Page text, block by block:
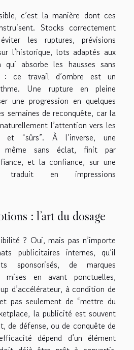
c’est la manière dont ces
Stocks correctement
les ruptures, prévisions
l’historique, lots adaptés aux
absorbe les hausses sans
: ce travail d’ombre est un
Une rupture en pleine
une progression en quelques
semaines de reconquête, car la
l’attention vers les
et “sûrs”. À l’inverse, une
même sans éclat, finit par
et la confiance, sur une
traduit en impressions
: l’art du dosage
? Oui, mais pas n’importe
publicitaires internes, qu’il
sponsorisés, de marques
mises en avant ponctuelles,
d’accélérateur, à condition de
pas seulement de “mettre du
la publicité est souvent
de défense, ou de conquête de
dépend d’un élément